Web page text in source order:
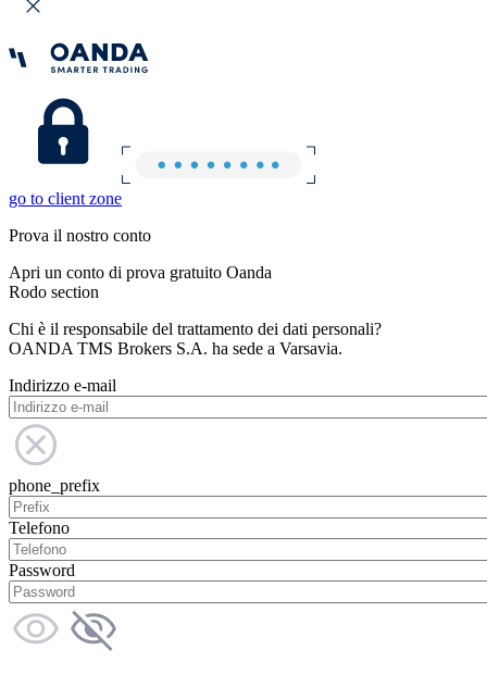
go to client zone
Prova il nostro conto
Apri un conto di prova gratuito Oanda
Rodo section
Chi è il responsabile del trattamento dei dati personali?
OANDA TMS Brokers S.A. ha sede a Varsavia.
Indirizzo e-mail
phone_prefix
Telefono
Password